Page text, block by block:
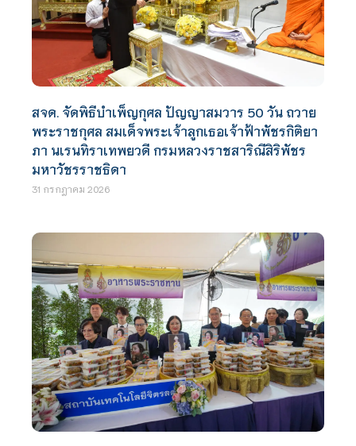
สจด. จัดพิธีบำเพ็ญกุศล ปัญญาสมวาร 50 วัน ถวาย
พระราชกุศล สมเด็จพระเจ้าลูกเธอเจ้าฟ้าพัชรกิติยา
ภา นเรนทิราเทพยวดี กรมหลวงราชสาริณีสิริพัชร
มหาวัชรราชธิดา
31 กรกฎาคม 2026